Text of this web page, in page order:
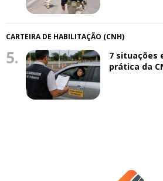
CARTEIRA DE HABILITAÇÃO (CNH)
5.
7 situações
prática da